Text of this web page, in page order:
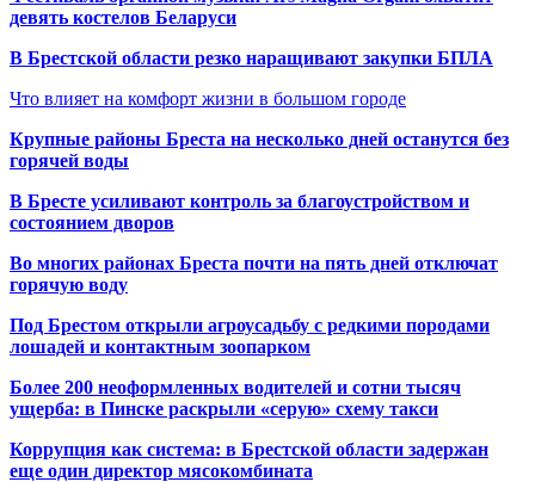
девять костелов Беларуси
В Брестской области резко наращивают закупки БПЛА
Что влияет на комфорт жизни в большом городе
Крупные районы Бреста на несколько дней останутся без
горячей воды
В Бресте усиливают контроль за благоустройством и
состоянием дворов
Во многих районах Бреста почти на пять дней отключат
горячую воду
Под Брестом открыли агроусадьбу с редкими породами
лошадей и контактным зоопарком
Более 200 неоформленных водителей и сотни тысяч
ущерба: в Пинске раскрыли «серую» схему такси
Коррупция как система: в Брестской области задержан
еще один директор мясокомбината